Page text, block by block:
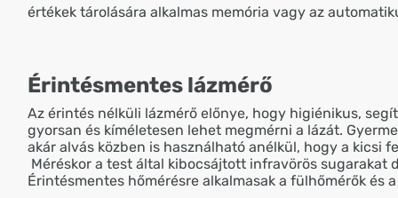
értékek tárolására alkalmas memória vagy az
Érintésmentes lázmérő
Az érintés nélküli lázmérő előnye, hogy higiénikus,
gyorsan és kíméletesen lehet megmérni a lázát.
akár alvás közben is használható anélkül, hogy a kicsi
Méréskor a test által kibocsájtott infravörös sugarakat
Érintésmentes hőmérésre alkalmasak a fülhőmérők és